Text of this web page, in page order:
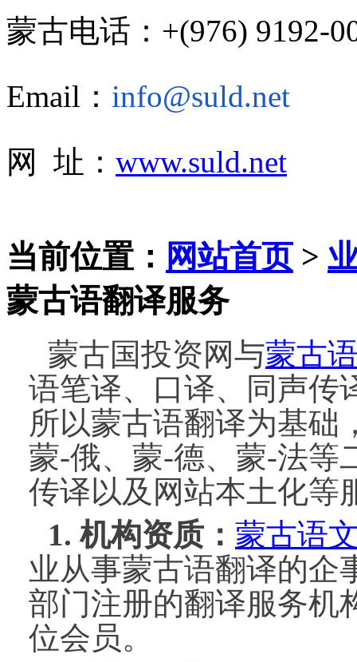
蒙古电话：+(976) 9192-
Email： info@suld.net
网 址： www.suld.net
当前位置： 网站首页>
蒙古语翻译服务
蒙古国投资网与蒙古
语笔译、口译、同声传
所以蒙古语翻译为基础
蒙-俄、蒙-德、蒙-法等
传译以及网站本土化等
1. 机构资质： 蒙古语
业从事蒙古语翻译的企
部门注册的翻译服务机
位会员。